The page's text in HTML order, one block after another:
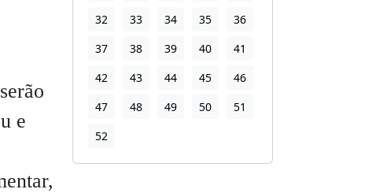
e
32
33 34 35
36
37
38 39 40
41
42
43 44 45
46
47
48 49 50
51
52